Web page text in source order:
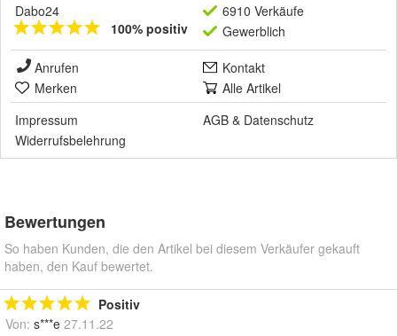
Dabo24
100% positiv
6910 Verkäufe
Gewerblich
Anrufen
Kontakt
Merken
Alle Artikel
Impressum
AGB & Datenschutz
Widerrufsbelehrung
Bewertungen
So haben Kunden, die den Artikel bei diesem Verkäufer gekauft
haben, den Kauf bewertet.
Positiv
Von: s***e 27.11.22